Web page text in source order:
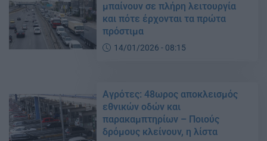
μπαίνουν σε πλήρη λειτουργία
και πότε έρχονται τα πρώτα
πρόστιμα
14/01/2026 - 08:15
Αγρότες: 48ωρος αποκλεισμός
εθνικών οδών και
παρακαμπτηρίων – Ποιούς
δρόμους κλείνουν, η λίστα